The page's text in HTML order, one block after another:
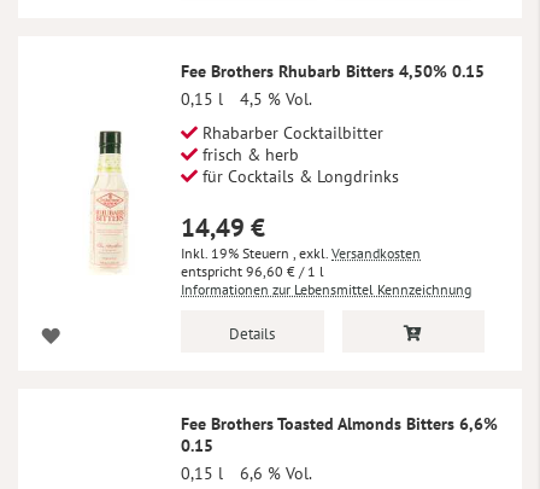
Fee Brothers Rhubarb Bitters 4,50% 0.15
0,15 l
4,5 % Vol.
Rhabarber Cocktailbitter
frisch & herb
für Cocktails & Longdrinks
14,49 €
Inkl. 19% Steuern exkl. Versandkosten
96,60 € / 1 l
Informationen zur Lebensmittel Kennzeichnung
Details
Fee Brothers Toasted Almonds Bitters 6,6%
0.15
0,15 l
6,6 % Vol.